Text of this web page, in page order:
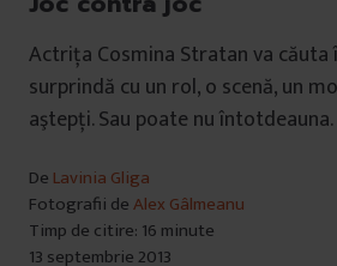
Actrița Cosmina Stratan va
surprindă cu un rol, o scenă, un
aştepţi. Sau poate nu întotdeauna.
De Lavinia Gliga
Fotografii deAlex Gâlmeanu
Timp de citire: 16 minute
13 septembrie 2013